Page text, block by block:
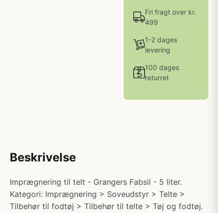
Fri fragt over kr.
499
1-2 dages
levering
100 dages
returret
Beskrivelse
Imprægnering til telt - Grangers Fabsil - 5 liter.
Kategori: Imprægnering > Soveudstyr > Telte >
Tilbehør til fodtøj > Tilbehør til telte > Tøj og fodtøj.